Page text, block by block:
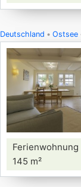
Deutschland Ostsee
Ferienwohnung
145 m²